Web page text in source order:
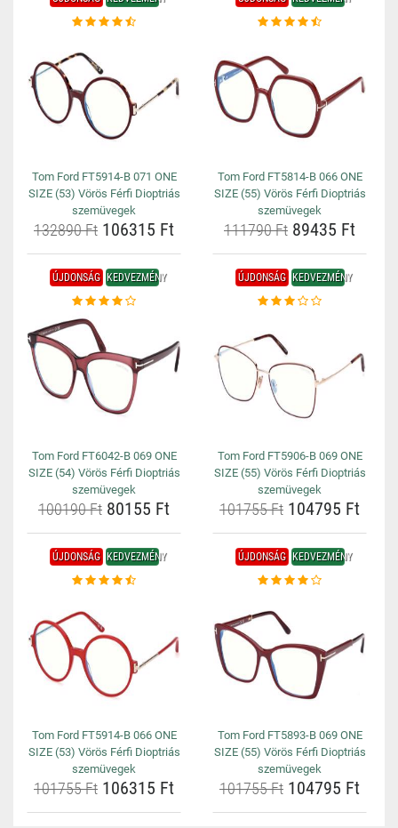
Tom Ford FT5914-B 071 ONE
SIZE (53) Vörös Férfi Dioptriás
szemüvegek
132890 Ft 106315 Ft
Tom Ford FT5814-B 066 ONE
SIZE (55) Vörös Férfi Dioptriás
szemüvegek
111790 Ft 89435 Ft
ÚJDONSÁG KEDVEZMÉNY
Tom Ford FT6042-B 069 ONE
SIZE (54) Vörös Férfi Dioptriás
szemüvegek
100190 Ft 80155 Ft
ÚJDONSÁG KEDVEZMÉNY
Tom Ford FT5906-B 069 ONE
SIZE (55) Vörös Férfi Dioptriás
szemüvegek
101755 Ft 104795 Ft
ÚJDONSÁG KEDVEZMÉNY
Tom Ford FT5914-B 066 ONE
SIZE (53) Vörös Férfi Dioptriás
szemüvegek
101755 Ft 106315 Ft
ÚJDONSÁG KEDVEZMÉNY
Tom Ford FT5893-B 069 ONE
SIZE (55) Vörös Férfi Dioptriás
szemüvegek
101755 Ft 104795 Ft